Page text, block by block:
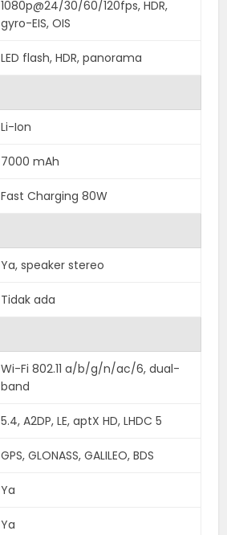
1080p@24/30/60/120fps, HDR,
gyro-EIS, OIS
LED flash, HDR, panorama
Li-Ion
7000 mAh
Fast Charging 80W
Ya, speaker stereo
Tidak ada
Wi-Fi 802.11 a/b/g/n/ac/6, dual-
band
5.4, A2DP, LE, aptX HD, LHDC 5
GPS, GLONASS, GALILEO, BDS
Ya
Ya